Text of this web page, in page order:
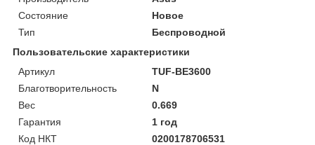
Состояние
Новое
Тип
Беспроводной
Пользовательские характеристики
Артикул
TUF-BE3600
Благотворительность
N
Вес
0.669
Гарантия
1 год
Код НКТ
0200178706531